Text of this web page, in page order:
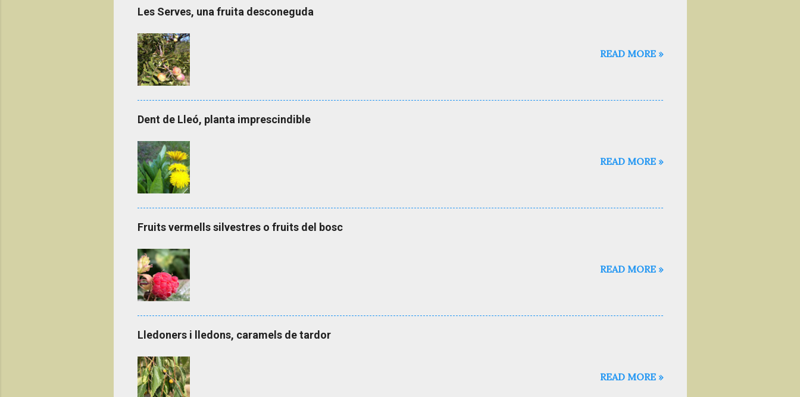
a
i
a
l
'
e
n
r
d
a
Les Serves, una fruita desconeguda
READ MORE »
Dent de Lleó, planta imprescindible
READ MORE »
Fruits vermells silvestres o fruits del bosc
READ MORE »
Lledoners i lledons, caramels de tardor
READ MORE »